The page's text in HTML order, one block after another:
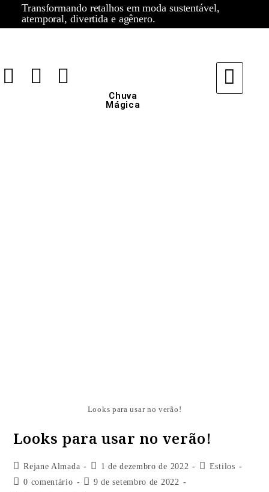
Transformando retalhos em moda sustentável,
atemporal, divertida e agênero.
Chuva
Mágica
Looks para usar no verão!
Looks para usar no verão!
Rejane Almada 1 de dezembro de 2022
Estilos
0 comentário
9 de setembro de 2022